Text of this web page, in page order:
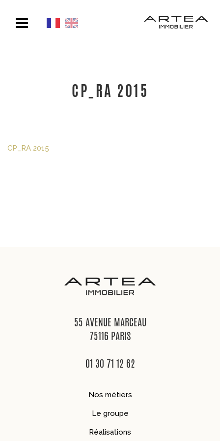
Toggle
CP_RA 2015
CP_RA 2015
55 AVENUE MARCEAU
75116 PARIS
01 30 71 12 62
Nos métiers
Le groupe
Réalisations